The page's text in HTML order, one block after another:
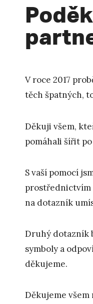
V roce 2017
těch špatných,
Děkuji všem,
pomáhali šířit
S vaší pomocí
prostřednictvím
na dotazník
Druhý dotazník
symboly a
děkujeme.
Děkujeme